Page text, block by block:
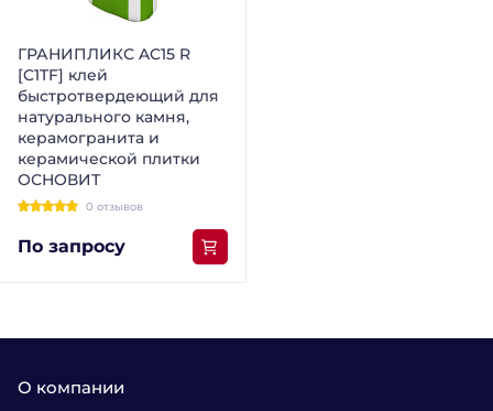
ГРАНИПЛИКС AC15 R
[C1TF] клей
быстротвердеющий для
натурального камня,
керамогранита и
керамической плитки
ОСНОВИТ
0 отзывов
По запросу
О компании